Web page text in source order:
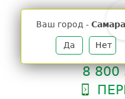
Ваш город - Самара
Да Нет
телефон
8 800